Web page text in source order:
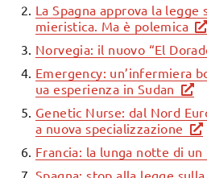
La Spagna approva la
mieristica. Ma è polemica
Norvegia: il nuovo “El
Emergency: un’infermiera
ua esperienza in Sudan
Genetic Nurse: dal Nord
a nuova specializzazione
Francia: la lunga notte di
Spagna: stop alla legge